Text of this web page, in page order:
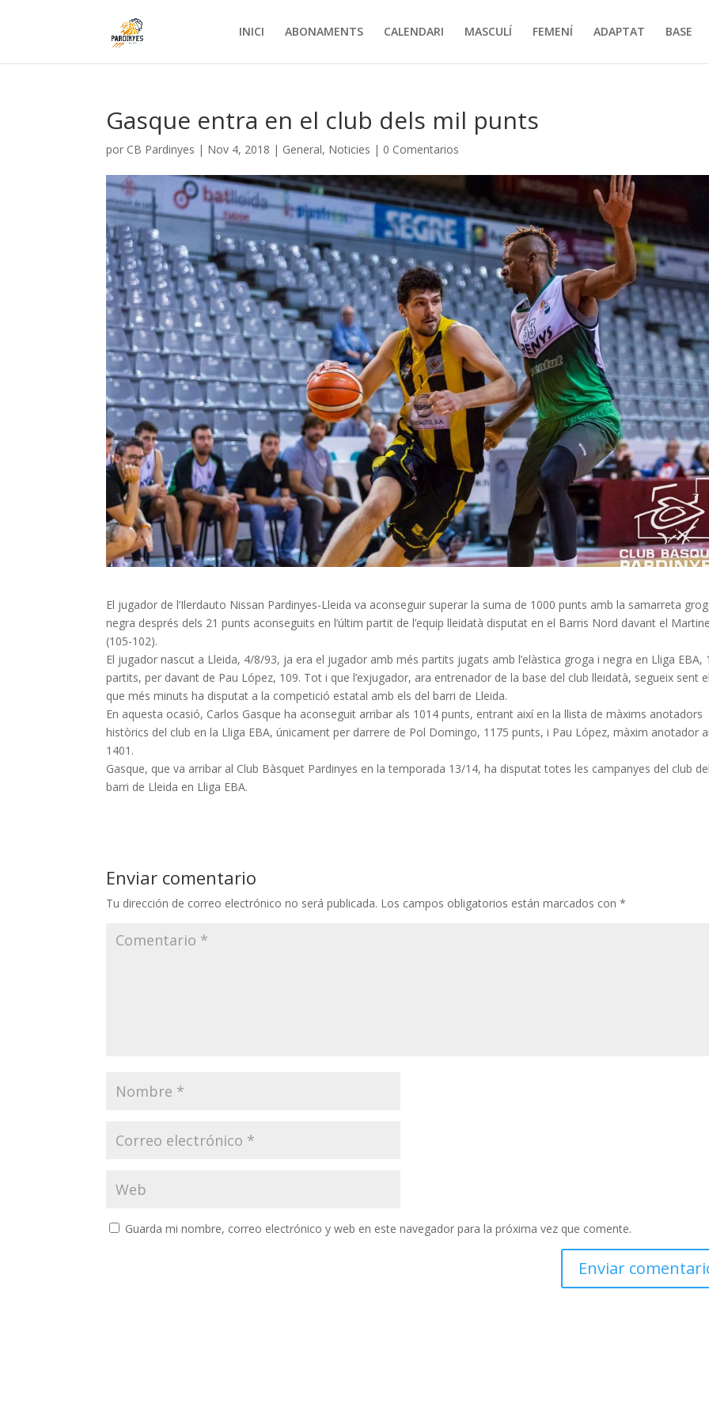
INICI ABONAMENTS CALENDARI MASCULÍ FEMENÍ ADAPTAT BASE
Gasque entra en el club dels mil punts
por CB Pardinyes | Nov 4, 2018 | General, Noticies | 0 Comentarios
El jugador de l’Ilerdauto Nissan Pardinyes-Lleida va aconseguir superar la suma de 1000 punts amb la samarreta
negra després dels 21 punts aconseguits en l’últim partit de l’equip lleidatà disputat en el Barris Nord davant el
(105-102).
El jugador nascut a Lleida, 4/8/93, ja era el jugador amb més partits jugats amb l’elàstica groga i negra en Lliga EBA,
partits, per davant de Pau López, 109. Tot i que l’exjugador, ara entrenador de la base del club lleidatà, segueix sent el
que més minuts ha disputat a la competició estatal amb els del barri de Lleida.
En aquesta ocasió, Carlos Gasque ha aconseguit arribar als 1014 punts, entrant així en la llista de màxims anotadors
històrics del club en la Lliga EBA, únicament per darrere de Pol Domingo, 1175 punts, i Pau López, màxim anotador
1401.
Gasque, que va arribar al Club Bàsquet Pardinyes en la temporada 13/14, ha disputat totes les campanyes del club del
barri de Lleida en Lliga EBA.
Enviar comentario
Tu dirección de correo electrónico no será publicada. Los campos obligatorios están marcados con*
Guarda mi nombre, correo electrónico y web en este navegador para la próxima vez que comente.